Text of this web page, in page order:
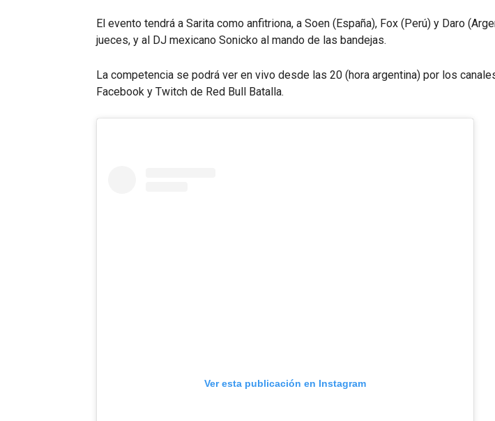
El evento tendrá a Sarita como anfitriona, a Soen (España), Fox (Perú) y Daro
jueces, y al DJ mexicano Sonicko al mando de las bandejas.
La competencia se podrá ver en vivo desde las 20 (hora argentina) por los
Facebook y Twitch de Red Bull Batalla.
Ver esta publicación en Instagram